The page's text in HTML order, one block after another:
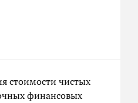
стоимости чистых
финансовых